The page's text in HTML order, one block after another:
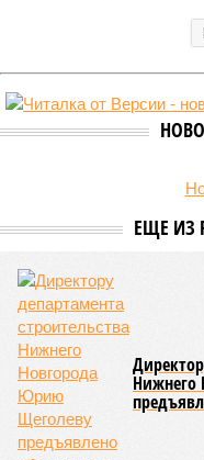
ЕЩЕ ИЗ
Нижнего